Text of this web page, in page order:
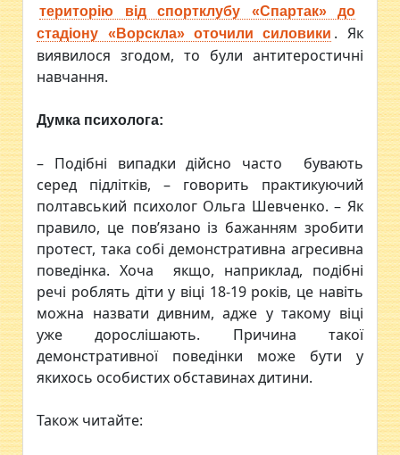
територію від спортклубу «Спартак» до
стадіону «Ворскла» оточили силовики . Як
виявилося згодом, то були антитеростичні
навчання.
Думка психолога:
– Подібні випадки дійсно часто бувають
серед підлітків, – говорить практикуючий
полтавський психолог Ольга Шевченко. – Як
правило, це пов’язано із бажанням зробити
протест, така собі демонстративна агресивна
поведінка. Хоча якщо, наприклад, подібні
речі роблять діти у віці 18-19 років, це навіть
можна назвати дивним, адже у такому віці
уже дорослішають. Причина такої
демонстративної поведінки може бути у
якихось особистих обставинах дитини.
Також читайте: